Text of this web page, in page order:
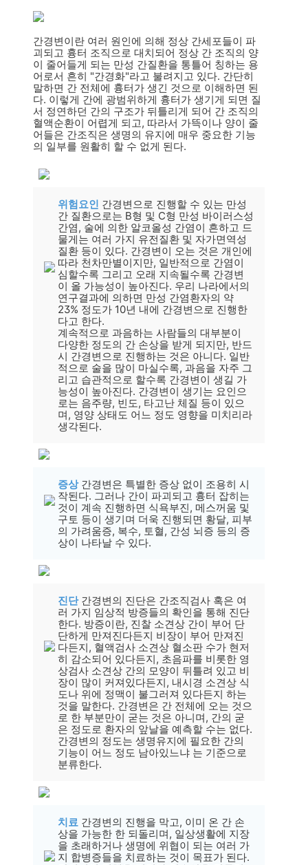
간경변이란 여러 원인에 의해 정상 간세포들이 파
괴되고 흉터 조직으로 대치되어 정상 간 조직의 양
이 줄어들게 되는 만성 간질환을 통틀어 칭하는 용
어로서 흔히 "간경화"라고 불려지고 있다. 간단히
말하면 간 전체에 흉터가 생긴 것으로 이해하면 된
다. 이렇게 간에 광범위하게 흉터가 생기게 되면 질
서 정연하던 간의 구조가 뒤틀리게 되어 간 조직의
혈액순환이 어렵게 되고, 따라서 가뜩이나 양이 줄
어들은 간조직은 생명의 유지에 매우 중요한 기능
의 일부를 원활히 할 수 없게 된다.
위험요인 간경변으로 진행할 수 있는 만성
간 질환으로는 B형 및 C형 만성 바이러스성
간염, 술에 의한 알코올성 간염이 흔하고 드
물게는 여러 가지 유전질환 및 자가면역성
질환 등이 있다. 간경변이 오는 것은 개인에
따라 천차만별이지만, 일반적으로 간염이
심할수록 그리고 오래 지속될수록 간경변
이 올 가능성이 높아진다. 우리 나라에서의
연구결과에 의하면 만성 간염환자의 약
23% 정도가 10년 내에 간경변으로 진행한
다고 한다.
계속적으로 과음하는 사람들의 대부분이
다양한 정도의 간 손상을 받게 되지만, 반드
시 간경변으로 진행하는 것은 아니다. 일반
적으로 술을 많이 마실수록, 과음을 자주 그
리고 습관적으로 할수록 간경변이 생길 가
능성이 높아진다. 간경변이 생기는 요인으
로는 음주량, 빈도, 타고난 체질 등이 있으
며, 영양 상태도 어느 정도 영향을 미치리라
생각된다.
증상간경변은 특별한 증상 없이 조용히 시
작된다. 그러나 간이 파괴되고 흉터 잡히는
것이 계속 진행하면 식욕부진, 메스꺼움 및
구토 등이 생기며 더욱 진행되면 황달, 피부
의 가려움증, 복수, 토혈, 간성 뇌증 등의 증
상이 나타날 수 있다.
진단간경변의 진단은 간조직검사 혹은 여
러 가지 임상적 방증들의 확인을 통해 진단
한다. 방증이란, 진찰 소견상 간이 부어 단
단하게 만져진다든지 비장이 부어 만져진
다든지, 혈액검사 소견상 혈소판 수가 현저
히 감소되어 있다든지, 초음파를 비롯한 영
상검사 소견상 간의 모양이 뒤틀려 있고 비
장이 많이 커져있다든지, 내시경 소견상 식
도나 위에 정맥이 불그러져 있다든지 하는
것을 말한다. 간경변은 간 전체에 오는 것으
로 한 부분만이 굳는 것은 아니며, 간의 굳
은 정도로 환자의 앞날을 예측할 수는 없다.
간경변의 정도는 생명유지에 필요한 간의
기능이 어느 정도 남아있느냐 는 기준으로
분류한다.
치료 간경변의 진행을 막고, 이미 온 간 손
상을 가능한 한 되돌리며, 일상생활에 지장
을 초래하거나 생명에 위협이 되는 여러 가
지 합병증들을 치료하는 것이 목표가 된다.